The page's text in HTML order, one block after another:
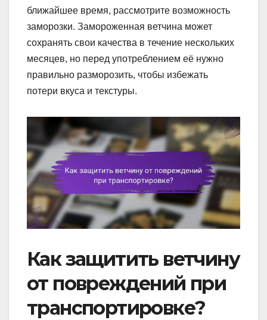
ближайшее время, рассмотрите возможность
заморозки. Замороженная ветчина может
сохранять свои качества в течение нескольких
месяцев, но перед употреблением её нужно
правильно разморозить, чтобы избежать
потери вкуса и текстуры.
Как защитить ветчину
от повреждений при
транспортировке?